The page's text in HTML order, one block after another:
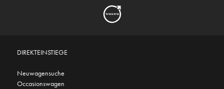
DIREKTEINSTIEGE
Neuwagensuche
Occasionswagen